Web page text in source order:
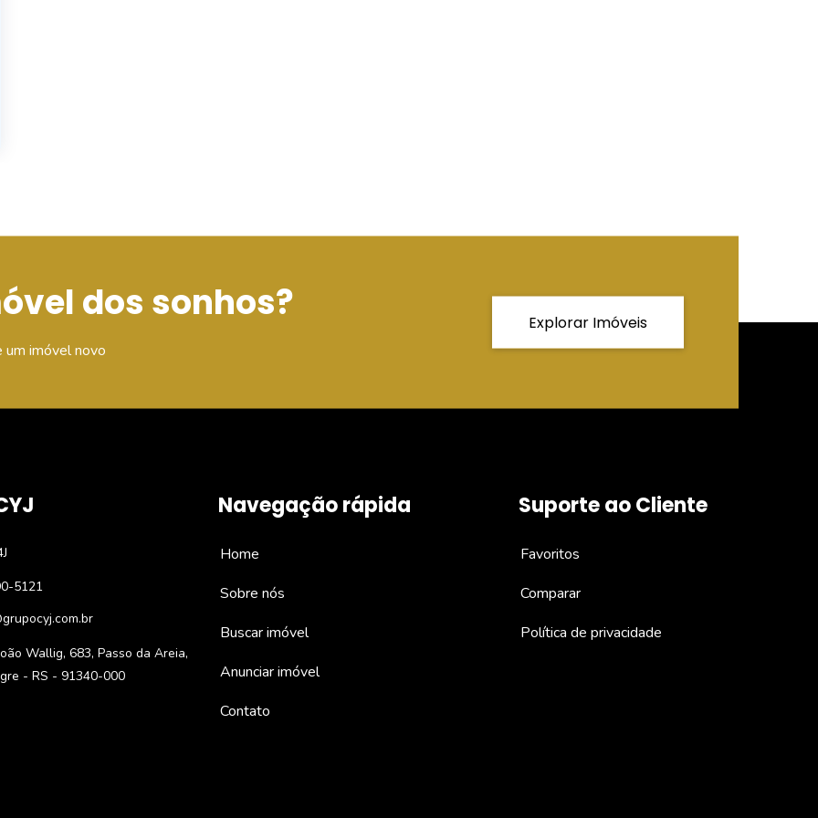
dos sonhos?
um imóvel novo
Explorar Imóveis
5121
Wallig, 683, Passo da Areia,
- RS - 91340-000
Navegação rápida
Home
Sobre nós
Buscar imóvel
Anunciar imóvel
Contato
Suporte ao Cliente
Favoritos
Comparar
Política de privacidade